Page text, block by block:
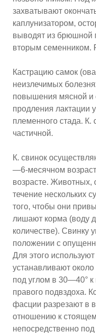
захватывают
каплунизатором,
выводят из брюшной
вторым семенником.
Кастрацию самок
неизлечимых
повышения мясной и
продления лактации
племенного стада. К.
частичной.
К. свинок
—6-месячном
возрасте. Животных,
течение нескольких
того, чтобы они
лишают корма (воду
количестве). Свинку
положении с
Для этого
устанавливают
под углом в 30—40° к
правого подвздоха.
фасции разрезают в
отношению к
непосредственно